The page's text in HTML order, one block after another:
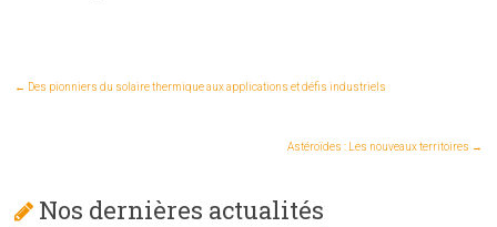
← Des pionniers du solaire thermique aux applications et défis industriels
Astéroïdes : Les nouveaux territoires →
Nos dernières actualités